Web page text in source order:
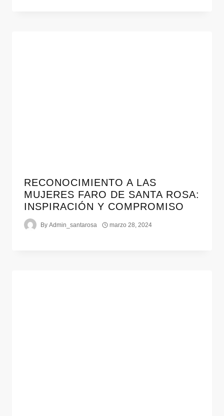
RECONOCIMIENTO A LAS
MUJERES FARO DE SANTA ROSA:
INSPIRACIÓN Y COMPROMISO
By Admin_santarosa marzo 28, 2024